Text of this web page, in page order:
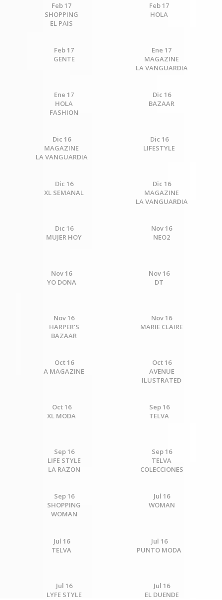
Feb 17
SHOPPING
EL PAIS
Feb 17
HOLA
Feb 17
GENTE
Ene 17
MAGAZINE
LA VANGUARDIA
Ene 17
HOLA
FASHION
Dic 16
BAZAAR
Dic 16
MAGAZINE
LA VANGUARDIA
Dic 16
LIFESTYLE
Dic 16
XL SEMANAL
Dic 16
MAGAZINE
LA VANGUARDIA
Dic 16
MUJER HOY
Nov 16
NEO2
Nov 16
YO DONA
Nov 16
DT
Nov 16
HARPER'S
BAZAAR
Nov 16
MARIE CLAIRE
Oct 16
A MAGAZINE
Oct 16
AVENUE
ILUSTRATED
Oct 16
XL MODA
Sep 16
TELVA
Sep 16
LIFE STYLE
LA RAZON
Sep 16
TELVA
COLECCIONES
Sep 16
SHOPPING
WOMAN
Jul 16
WOMAN
Jul 16
TELVA
Jul 16
PUNTO MODA
Jul 16
LYFE STYLE
Jul 16
EL DUENDE